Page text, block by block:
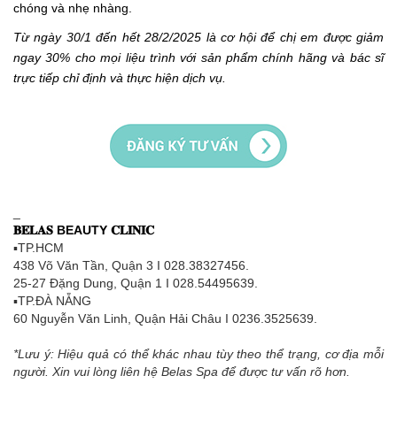
chóng và nhẹ nhàng.
Từ ngày 30/1 đến hết 28/2/2025 là cơ hội để chị em được giảm
ngay 30% cho mọi liệu trình với sản phẩm chính hãng và bác sĩ
trực tiếp chỉ định và thực hiện dịch vụ.
𝐁𝐄𝐋𝐀𝐒 BEAUTY 𝐂𝐋𝐈𝐍𝐈𝐂
▪TP.HCM
438 Võ Văn Tần, Quận 3 I 028.38327456.
25-27 Đặng Dung, Quận 1 I 028.54495639.
▪TP.ĐÀ NẴNG
60 Nguyễn Văn Linh, Quận Hải Châu I 0236.3525639.
*Lưu ý: Hiệu quả có thể khác nhau tùy theo thể trạng, cơ địa mỗi
người. Xin vui lòng liên hệ Belas Spa để được tư vấn rõ hơn.